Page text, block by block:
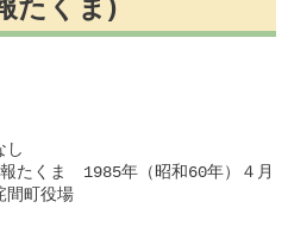
し
たくま　1985年（昭和60年）４
間町役場